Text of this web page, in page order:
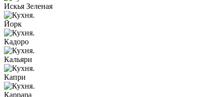
Искья Зеленая
Йорк
Кадоро
Кальяри
Капри
Каррара